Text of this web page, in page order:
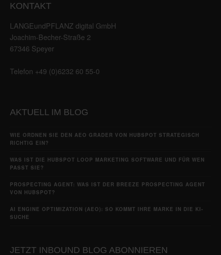
KONTAKT
LANGEundPFLANZ digital GmbH
Joachim-Becher-Straße 2
67346 Speyer
Telefon +49 (0)6232 60 55-0
AKTUELL IM BLOG
WIE ORDNEN SIE DEN AEO GRADER VON HUBSPOT STRATEGISCH
RICHTIG EIN?
WAS IST DIE HUBSPOT LOOP MARKETING SOFTWARE UND FÜR WEN
PASST SIE?
PROSPECTING AGENT: WAS IST DER BREEZE PROSPECTING AGENT
VON HUBSPOT?
AI ENGINE OPTIMIZATION (AEO): SO KOMMT IHRE MARKE IN DIE KI-
SUCHE
JETZT INBOUND BLOG ABONNIEREN